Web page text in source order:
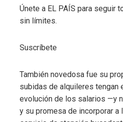
Únete a EL PAÍS para seguir
sin límites.
Suscríbete
También novedosa fue su
subidas de alquileres tengan
evolución de los salarios —y
y su promesa de incorporar a